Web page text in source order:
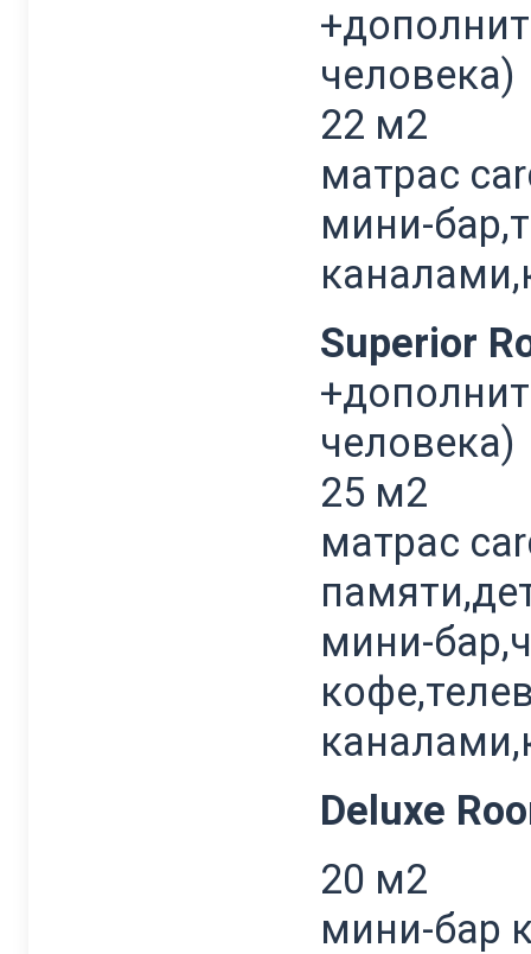
человека)
22 м2
матрас
мини-
Superior
человека)
25 м2
матрас
мини-
Deluxe
20 м2
мини-бар